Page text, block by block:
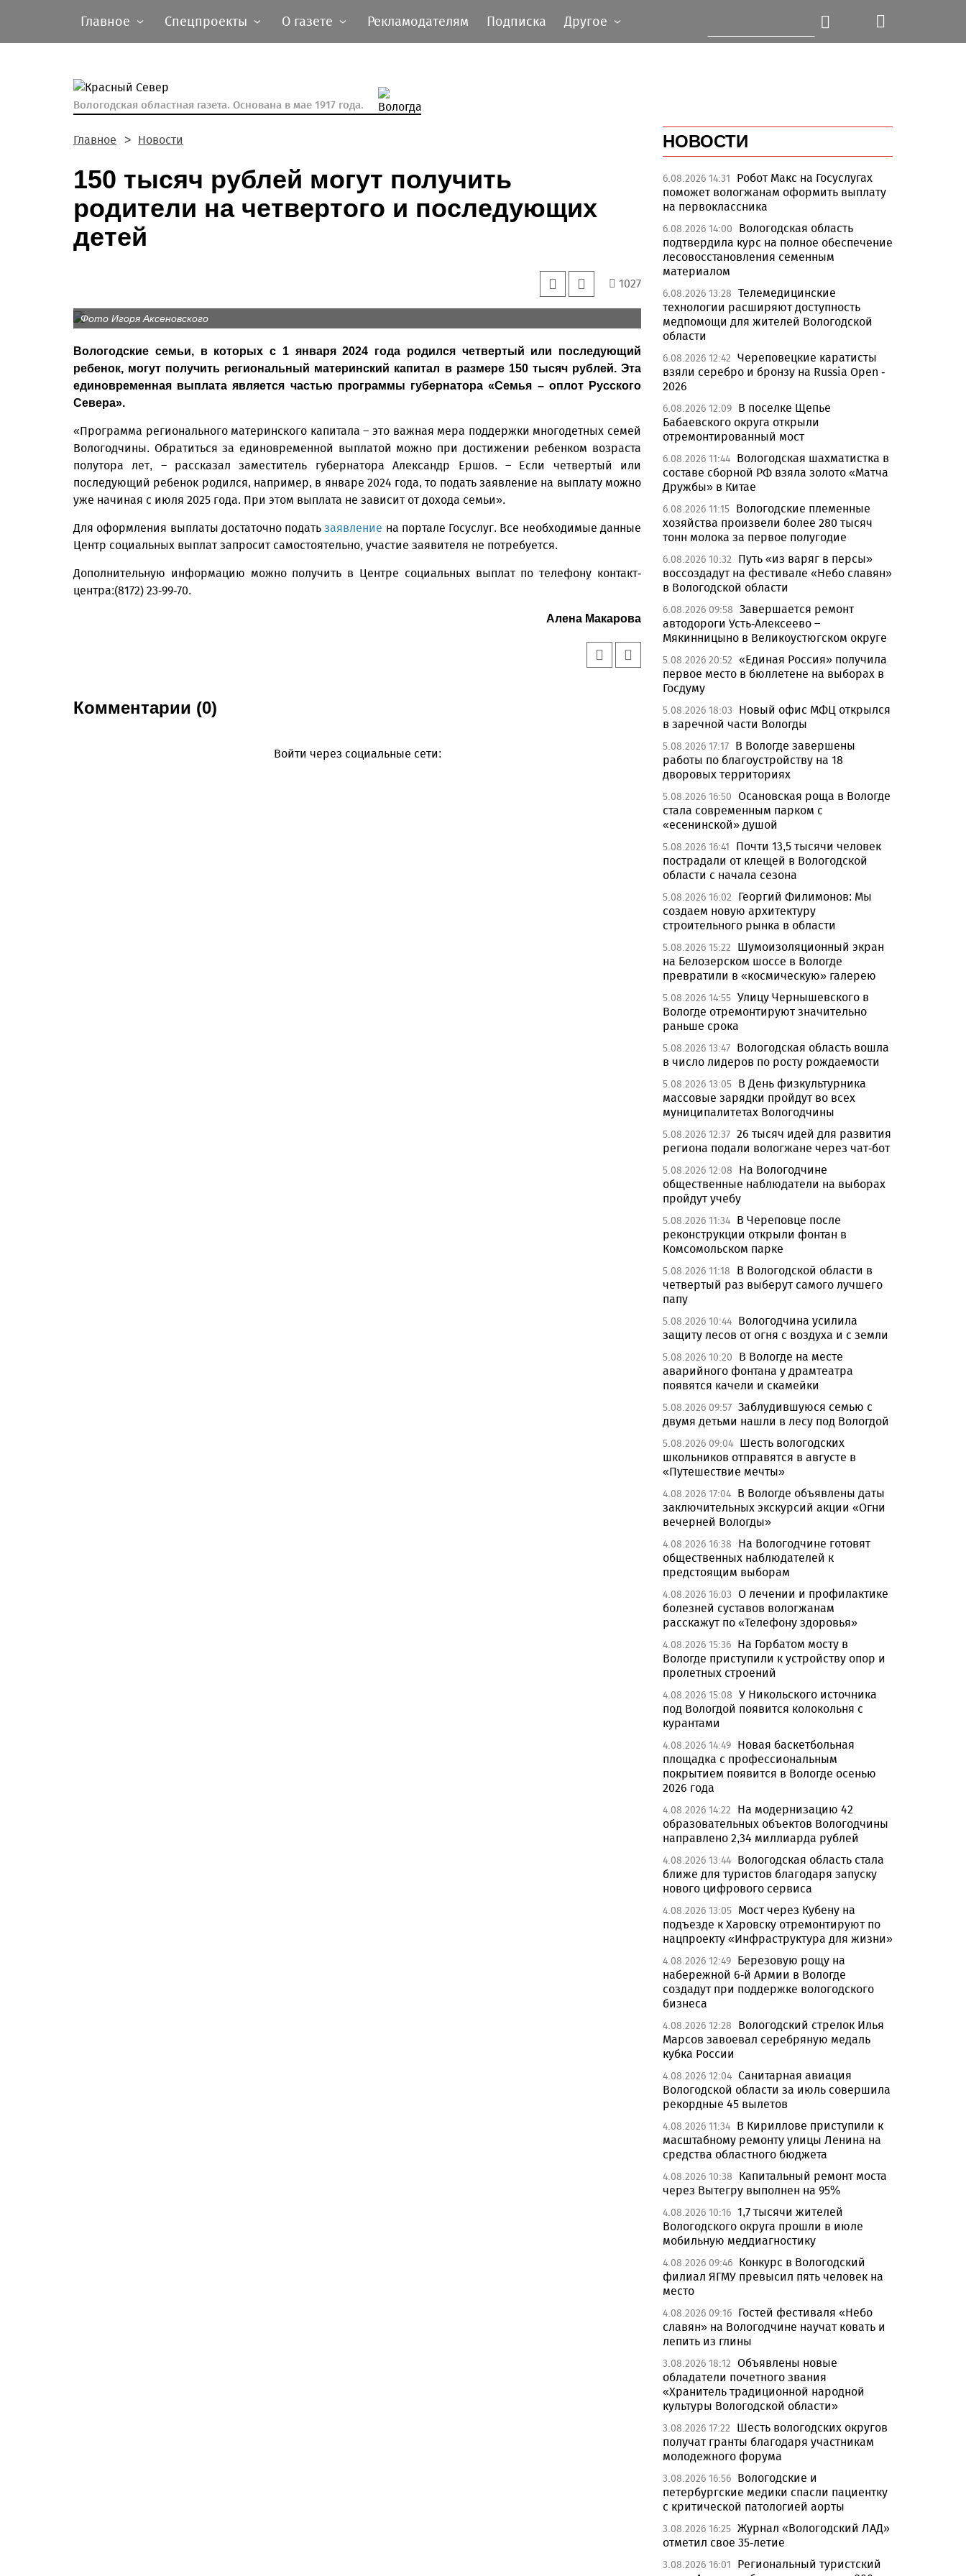
Главное Спецпроекты О газете Рекламодателям Подписка Другое
Вологодская областная газета. Основана в мае 1917 года.
Главное Новости
150 тысяч рублей могут получить
родители на четвертого и последующих
детей
1027
Фото Игоря Аксеновского
Вологодские семьи, в которых с 1 января 2024 года родился четвертый или последующий
ребенок, могут получить региональный материнский капитал в размере 150 тысяч рублей. Эта
единовременная выплата является частью программы губернатора «Семья – оплот Русского
Севера».
«Программа регионального материнского капитала – это важная мера поддержки многодетных семей
Вологодчины. Обратиться за единовременной выплатой можно при достижении ребенком возраста
полутора лет, – рассказал заместитель губернатора Александр Ершов. – Если четвертый или
последующий ребенок родился, например, в январе 2024 года, то подать заявление на выплату можно
уже начиная с июля 2025 года. При этом выплата не зависит от дохода семьи».
Для оформления выплаты достаточно податьзаявление на портале Госуслуг. Все необходимые данные
Центр социальных выплат запросит самостоятельно, участие заявителя не потребуется.
Дополнительную информацию можно получить в Центре социальных выплат по телефону контакт-
центра:(8172) 23-99-70.
Алена Макарова
Комментарии (0)
Войти через социальные сети:
НОВОСТИ
6.08.2026 14:31
Робот Макс на Госуслугах
поможет вологжанам оформить выплату
на первоклассника
6.08.2026 14:00
Вологодская область
подтвердила курс на полное обеспечение
лесовосстановления семенным
материалом
6.08.2026 13:28 Телемедицинские
технологии расширяют доступность
медпомощи для жителей Вологодской
области
6.08.2026 12:42 Череповецкие каратисты
взяли серебро и бронзу на Russia Open -
2026
6.08.2026 12:09 В поселке Щепье
Бабаевского округа открыли
отремонтированный мост
6.08.2026 11:44 Вологодская шахматистка в
составе сборной РФ взяла золото «Матча
Дружбы» в Китае
6.08.2026 11:15 Вологодские племенные
хозяйства произвели более 280 тысяч
тонн молока за первое полугодие
6.08.2026 10:32
Путь «из варяг в персы»
воссоздадут на фестивале «Небо славян»
в Вологодской области
6.08.2026 09:58 Завершается ремонт
автодороги Усть-Алексеево –
Мякинницыно в Великоустюгском округе
5.08.2026 20:52 «Единая Россия» получила
первое место в бюллетене на выборах в
Госдуму
5.08.2026 18:03
Новый офис МФЦ открылся
в заречной части Вологды
5.08.2026 17:17 В Вологде завершены
работы по благоустройству на 18
дворовых территориях
5.08.2026 16:50 Осановская роща в Вологде
стала современным парком с
«есенинской» душой
5.08.2026 16:41
Почти 13,5 тысячи человек
пострадали от клещей в Вологодской
области с начала сезона
5.08.2026 16:02
Георгий Филимонов: Мы
создаем новую архитектуру
строительного рынка в области
5.08.2026 15:22
Шумоизоляционный экран
на Белозерском шоссе в Вологде
превратили в «космическую» галерею
5.08.2026 14:55 Улицу Чернышевского в
Вологде отремонтируют значительно
раньше срока
5.08.2026 13:47 Вологодская область вошла
в число лидеров по росту рождаемости
5.08.2026 13:05 В День физкультурника
массовые зарядки пройдут во всех
муниципалитетах Вологодчины
5.08.2026 12:37 26 тысяч идей для развития
региона подали вологжане через чат-бот
5.08.2026 12:08
На Вологодчине
общественные наблюдатели на выборах
пройдут учебу
5.08.2026 11:34 В Череповце после
реконструкции открыли фонтан в
Комсомольском парке
5.08.2026 11:18
В Вологодской области в
четвертый раз выберут самого лучшего
папу
5.08.2026 10:44 Вологодчина усилила
защиту лесов от огня с воздуха и с земли
5.08.2026 10:20
В Вологде на месте
аварийного фонтана у драмтеатра
появятся качели и скамейки
5.08.2026 09:57 Заблудившуюся семью с
двумя детьми нашли в лесу под Вологдой
5.08.2026 09:04 Шесть вологодских
школьников отправятся в августе в
«Путешествие мечты»
4.08.2026 17:04 В Вологде объявлены даты
заключительных экскурсий акции «Огни
вечерней Вологды»
4.08.2026 16:38
На Вологодчине готовят
общественных наблюдателей к
предстоящим выборам
4.08.2026 16:03 О лечении и профилактике
болезней суставов вологжанам
расскажут по «Телефону здоровья»
4.08.2026 15:36 На Горбатом мосту в
Вологде приступили к устройству опор и
пролетных строений
4.08.2026 15:08 У Никольского источника
под Вологдой появится колокольня с
курантами
4.08.2026 14:49 Новая баскетбольная
площадка с профессиональным
покрытием появится в Вологде осенью
2026 года
4.08.2026 14:22
На модернизацию 42
образовательных объектов Вологодчины
направлено 2,34 миллиарда рублей
4.08.2026 13:44 Вологодская область стала
ближе для туристов благодаря запуску
нового цифрового сервиса
4.08.2026 13:05 Мост через Кубену на
подъезде к Харовску отремонтируют по
нацпроекту «Инфраструктура для жизни»
4.08.2026 12:49 Березовую рощу на
набережной 6-й Армии в Вологде
создадут при поддержке вологодского
бизнеса
4.08.2026 12:28
Вологодский стрелок Илья
Марсов завоевал серебряную медаль
кубка России
4.08.2026 12:04 Санитарная авиация
Вологодской области за июль совершила
рекордные 45 вылетов
4.08.2026 11:34 В Кириллове приступили к
масштабному ремонту улицы Ленина на
средства областного бюджета
4.08.2026 10:38
Капитальный ремонт моста
через Вытегру выполнен на 95%
4.08.2026 10:16 1,7 тысячи жителей
Вологодского округа прошли в июле
мобильную меддиагностику
4.08.2026 09:46 Конкурс в Вологодский
филиал ЯГМУ превысил пять человек на
место
4.08.2026 09:16 Гостей фестиваля «Небо
славян» на Вологодчине научат ковать и
лепить из глины
3.08.2026 18:12 Объявлены новые
обладатели почетного звания
«Хранитель традиционной народной
культуры Вологодской области»
3.08.2026 17:22
Шесть вологодских округов
получат гранты благодаря участникам
молодежного форума
3.08.2026 16:56 Вологодские и
петербургские медики спасли пациентку
с критической патологией аорты
3.08.2026 16:25 Журнал «Вологодский ЛАД»
отметил свое 35-летие
3.08.2026 16:01
Региональный туристский